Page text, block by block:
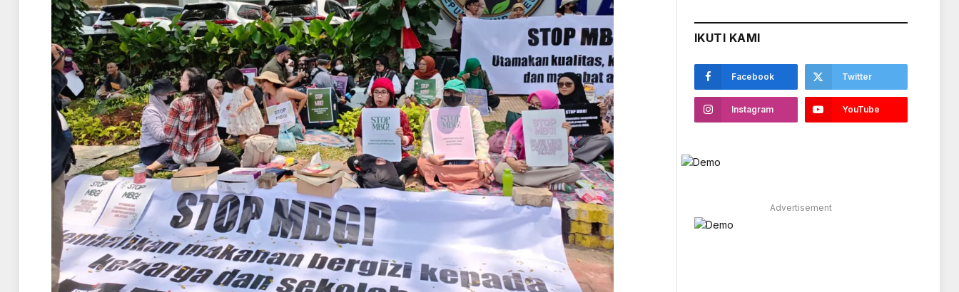
IKUTI KAMI
Facebook Twitter
Instagram YouTube
Advertisement